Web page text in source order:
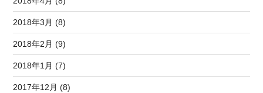
2018年3月 (8)
2018年2月 (9)
2018年1月 (7)
2017年12月 (8)